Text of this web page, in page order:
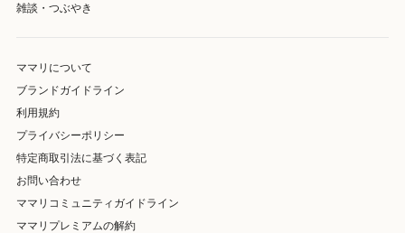
雑談・つぶやき
ママリについて
ブランドガイドライン
利用規約
プライバシーポリシー
特定商取引法に基づく表記
お問い合わせ
ママリコミュニティガイドライン
ママリプレミアムの解約